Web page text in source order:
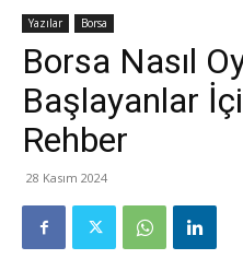
Yazılar Borsa
Borsa Nasıl
Başlayanlar
Rehber
28 Kasım 2024